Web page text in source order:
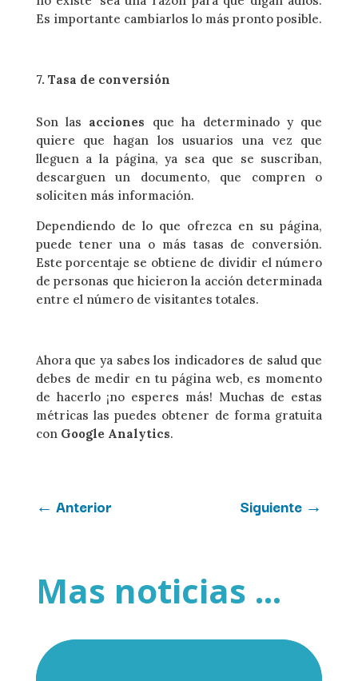
Es importante cambiarlos lo más pronto posible.
7. Tasa de conversión
Son las acciones que ha determinado y que
quiere que hagan los usuarios una vez que
lleguen a la página, ya sea que se suscriban,
descarguen un documento, que compren o
soliciten más información.
Dependiendo de lo que ofrezca en su página,
puede tener una o más tasas de conversión.
Este porcentaje se obtiene de dividir el número
de personas que hicieron la acción determinada
entre el número de visitantes totales.
Ahora que ya sabes los indicadores de salud que
debes de medir en tu página web, es momento
de hacerlo ¡no esperes más! Muchas de estas
métricas las puedes obtener de forma gratuita
con Google Analytics.
← Anterior Siguiente →
Mas noticias ...